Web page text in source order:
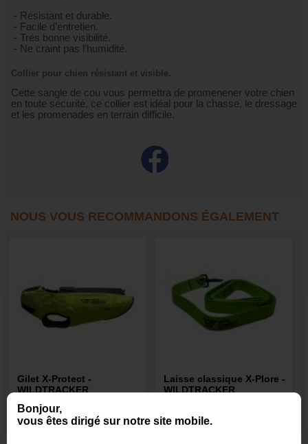
Bonjour,
vous êtes dirigé sur notre site mobile.
- Résistant et durable.
- Facile d’entretien.
- Trés bonne visibilité.
- Ne craint pas l’humidité.
Collier pour chien résistant et visible.
Cette sangle de cou vous permettra de promenener votre chien
en toute sécurité, ce collier est idéal pour la chasse, le dressage
et les promenades en terrain difficile.
NOUS VOUS RECOMMANDONS ÉGALEMENT
Gilet X-Protect -
WILDTRACKER
229,00 €
Laisse classique X-Plore -
WILDTRACKER
10,60 €